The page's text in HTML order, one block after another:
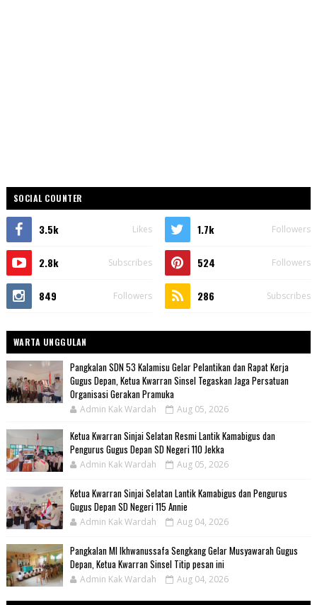
SOCIAL COUNTER
3.5k Likes 1.7k Followers
2.8k Subscribes 524 Followers
849 Followers 286 Subscribes
WARTA UNGGULAN
Pangkalan SDN 53 Kalamisu Gelar Pelantikan dan Rapat Kerja
Gugus Depan, Ketua Kwarran Sinsel Tegaskan Jaga Persatuan
Organisasi Gerakan Pramuka
Admin Kak Wardah Aug 05, 2026
Ketua Kwarran Sinjai Selatan Resmi Lantik Kamabigus dan
Pengurus Gugus Depan SD Negeri 110 Jekka
Admin Kak Wardah Aug 05, 2026
Ketua Kwarran Sinjai Selatan Lantik Kamabigus dan Pengurus
Gugus Depan SD Negeri 115 Annie
Admin Kak Wardah Aug 04, 2026
Pangkalan MI Ikhwanussafa Sengkang Gelar Musyawarah Gugus
Depan, Ketua Kwarran Sinsel Titip pesan ini
Admin Kak Wardah Aug 04, 2026